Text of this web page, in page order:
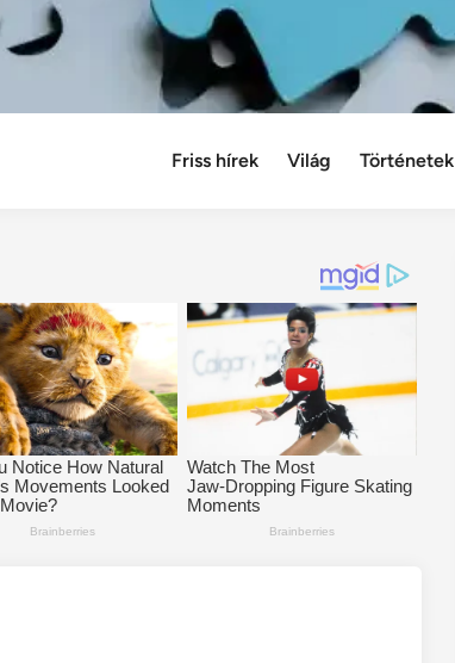
Friss hírek Világ Történetek